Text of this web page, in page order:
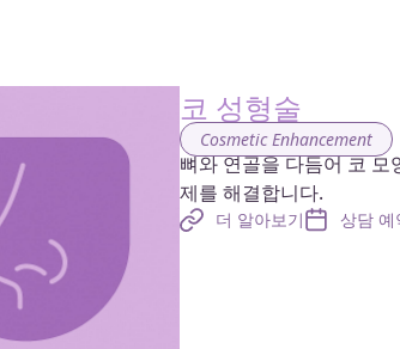
코 성형술
Cosmetic Enhancement
뼈와 연골을 다듬어 코
제를 해결합니다.
더 알아보기 상담 예